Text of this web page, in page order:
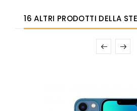
16 ALTRI PRODOTTI DELLA